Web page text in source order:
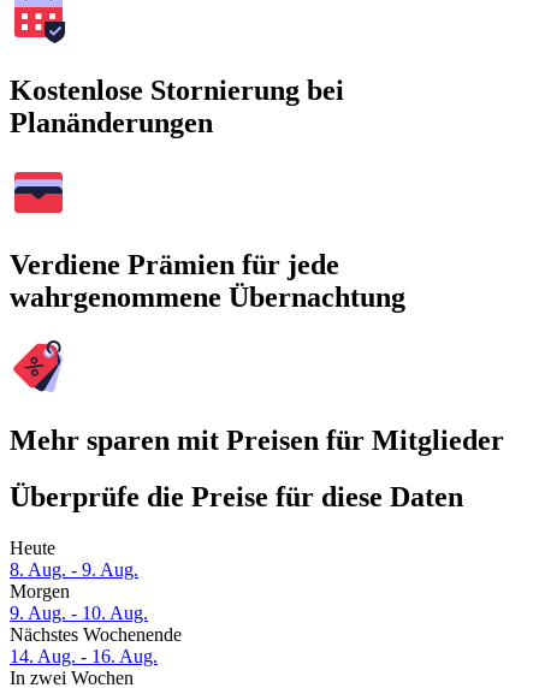
Kostenlose Stornierung bei
Planänderungen
Verdiene Prämien für jede
wahrgenommene Übernachtung
Mehr sparen mit Preisen für Mitglieder
Überprüfe die Preise für diese Daten
Heute
8. Aug. - 9. Aug.
Morgen
9. Aug. - 10. Aug.
Nächstes Wochenende
14. Aug. - 16. Aug.
In zwei Wochen